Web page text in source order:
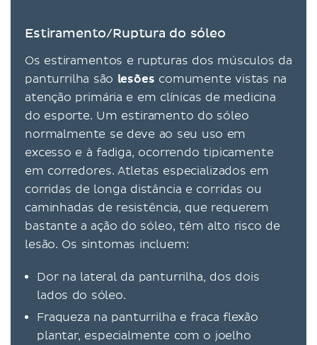
Estiramento/Ruptura do sóleo
Os estiramentos e rupturas dos músculos da
panturrilha são lesões comumente vistas na
atenção primária e em clínicas de medicina
do esporte. Um estiramento do sóleo
normalmente se deve ao seu uso em
excesso e à fadiga, ocorrendo tipicamente
em corredores. Atletas especializados em
corridas de longa distância e corridas ou
caminhadas de resistência, que requerem
bastante a ação do sóleo, têm alto risco de
lesão. Os sintomas incluem:
Dor na lateral da panturrilha, dos dois
lados do sóleo.
Fraqueza na panturrilha e fraca flexão
plantar, especialmente com o joelho